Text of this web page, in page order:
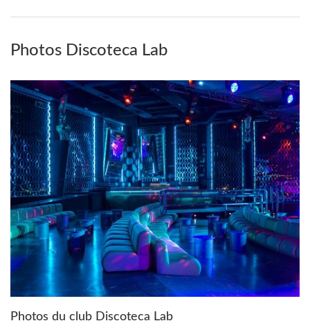
Photos Discoteca Lab
Photos du club Discoteca Lab